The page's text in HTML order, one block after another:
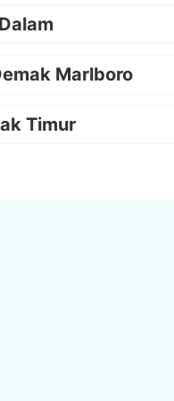
Marlboro
Timur